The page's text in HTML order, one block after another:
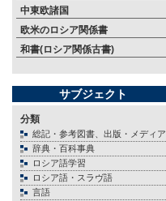
中東欧諸国
欧米のロシア関係書
和書(ロシア関係古書)
サブジェクト
分類
総記・参考図書、出版・メディア
辞典・百科事典
ロシア語学習
ロシア語・スラヴ語
言語